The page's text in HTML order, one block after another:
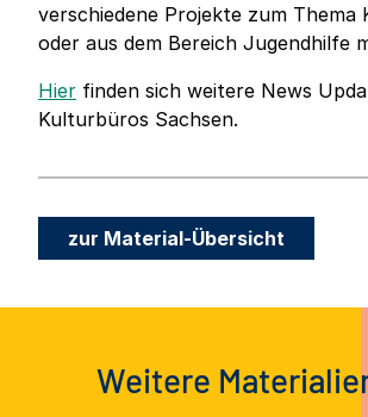
verschiedene Projekte zum Thema
oder aus dem Bereich Jugendhilfe
Hier finden sich weitere News
Kulturbüros Sachsen.
zur Material-Übersicht
Weitere